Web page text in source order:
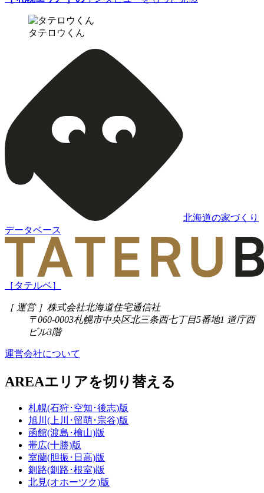
タテロウくん
北海道の家づくり
データベース
［タテルベ］
［ 運営 ］ 株式会社北海道住宅通信社
〒060-0003札幌市中央区北三条西七丁目5番地1 道庁西
ビル3階
運営会社について
AREAエリアを切り替える
札幌(石狩･空知･後志)版
旭川(上川･留萌･宗谷)版
函館(渡島･檜山)版
帯広(十勝)版
室蘭(胆振･日高)版
釧路(釧路･根室)版
北見(オホーツク)版